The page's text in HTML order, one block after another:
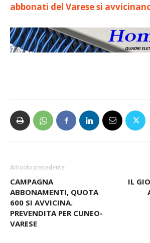
abbonati del Varese si
Articolo precedente
CAMPAGNA
ABBONAMENTI, QUOTA
600 SI AVVICINA.
PREVENDITA PER CUNEO-
VARESE
IL